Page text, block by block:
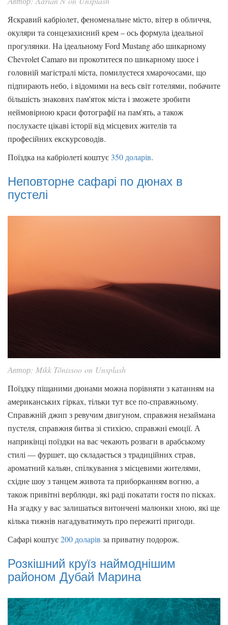
Яскравий кабріолет, феноменальне місто, вітер в обличчя,
окуляри та сонцезахисний крем – ось формула ідеальної
прогулянки. На ідеальному Ford Mustang або шикарному
Chevrolet Camaro ви прокотитеся по шикарному шосе і
головній магістралі міста, помилуєтеся хмарочосами, що
підпирають небо, і відомими на весь світ готелями, побачите
більшість знакових пам'яток міста і зможете зробити
неймовірною краси фотографії на пам'ять, а також
послухаєте цікаві історії від місцевих жителів та
професійних екскурсоводів.
Поїздка на кабріолеті коштує 350 доларів.
Неповторне сафарі по дюнах в
пустелі
Автор: Mikk Tõnissoo on Unsplash
Поїздку піщаними дюнами можна порівняти з катанням на
американських гірках, тільки тут все по-справжньому.
Справжній джип з ревучим двигуном, справжня незаймана
пустеля, справжня битва зі стихією, справжні емоції. А
наприкінці поїздки на вас чекають розваги в арабському
стилі — фуршет, що складається з традиційних страв,
ароматний кальян, спілкування з місцевими жителями,
східне шоу з танцем живота та приборканням вогню, а
також привітні верблюди, які раді покатати гостя по пісках.
На згадку у вас залишаться витончені малюнки хною, які ще
кілька тижнів нагадуватимуть про пережиті пригоди.
Сафарі коштує200 доларів за приватну подорож.
Розкішний круїз наймоднішим
районом Дубай Марина